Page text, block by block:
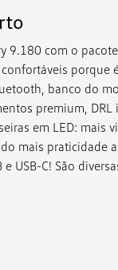
9.180 com o
confortáveis
banco do
premium,
em LED: mais
mais praticidade
e USB-C! São